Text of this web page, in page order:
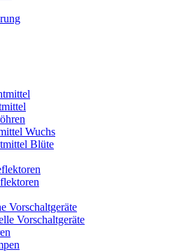
Wuchs
Blüte
Vorschaltgeräte
Vorschaltgeräte